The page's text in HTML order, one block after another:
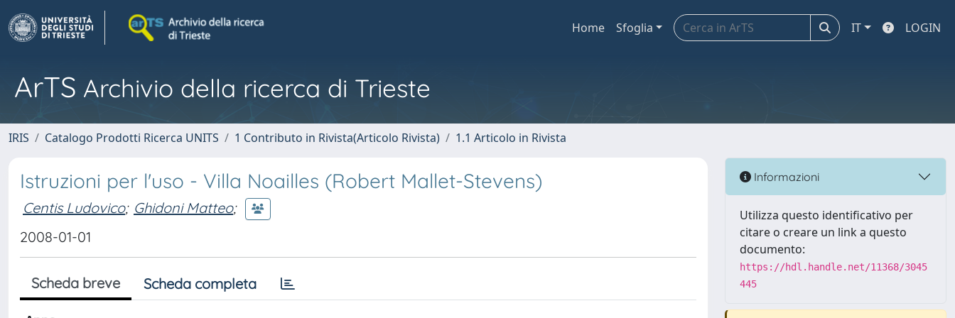
Home Sfoglia IT LOGIN
ArTS Archivio della ricerca di Trieste
IRIS Catalogo Prodotti Ricerca UNITS 1 Contributo in Rivista(Articolo Rivista) 1.1 Articolo in Rivista
Istruzioni per l'uso - Villa Noailles (Robert Mallet-Stevens)
Centis Ludovico; Ghidoni Matteo;
2008-01-01
Scheda breve Scheda completa
Informazioni
Utilizza questo identificativo per
citare o creare un link a questo
documento:
https://hdl.handle.net/11368/3045
445